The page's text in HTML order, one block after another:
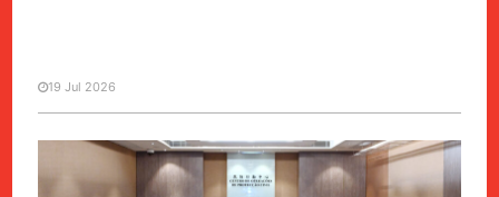
SOCIEDADE
19 Jul 2026